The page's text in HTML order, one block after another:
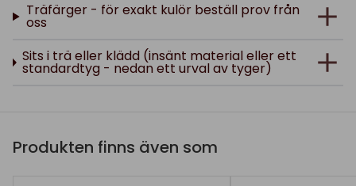
Träfärger - för exakt kulör beställ prov från
oss
Sits i trä eller klädd (insänt material eller ett
standardtyg - nedan ett urval av tyger)
Produkten finns även som